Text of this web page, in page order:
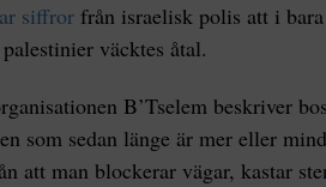
siffror från israelisk polis att i
väcktes åtal.
B’Tselem beskriver
som sedan länge är mer eller
att man blockerar vägar, kastar